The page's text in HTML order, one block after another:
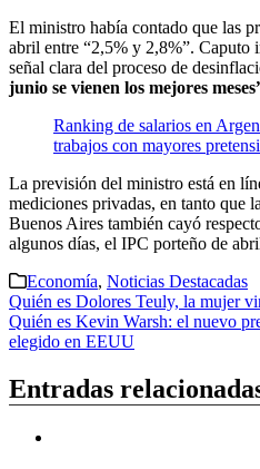
El ministro había contado que las
abril entre “2,5% y 2,8%”. Caputo
señal clara del proceso de
junio se vienen los mejores
Ranking de salarios en
trabajos con mayores
La previsión del ministro está en
mediciones privadas, en tanto que
Buenos Aires también cayó
algunos días, el IPC porteño de
Economía, Noticias Destacadas
Navegación
de
Quién es Dolores Teuly, la mujer
Quién es Kevin Warsh: el nuevo
elegido en EEUU
Entradas